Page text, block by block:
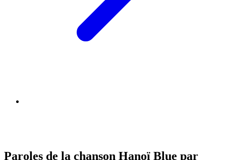
Paroles de la chanson Hanoï Blue par